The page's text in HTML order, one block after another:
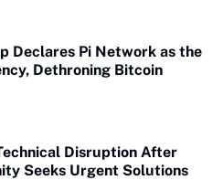
Declares Pi Network as the
Dethroning Bitcoin
Disruption After
Seeks Urgent Solutions